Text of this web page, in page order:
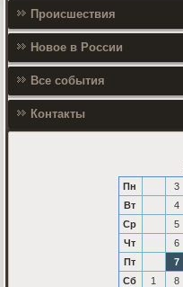
Происшествия
Новое в России
Все события
Контакты
Пн 3
Вт
4
Ср
5
Чт
6
Пт
7
Сб
1 8